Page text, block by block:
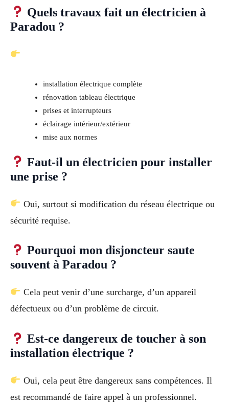
Quels travaux fait un électricien à
Paradou ?
installation électrique complète
rénovation tableau électrique
prises et interrupteurs
éclairage intérieur/extérieur
mise aux normes
Faut-il un électricien pour installer
une prise ?
Oui, surtout si modification du réseau électrique ou
sécurité requise.
Pourquoi mon disjoncteur saute
souvent à Paradou ?
Cela peut venir d’une surcharge, d’un appareil
défectueux ou d’un problème de circuit.
Est-ce dangereux de toucher à son
installation électrique ?
Oui, cela peut être dangereux sans compétences. Il
est recommandé de faire appel à un professionnel.